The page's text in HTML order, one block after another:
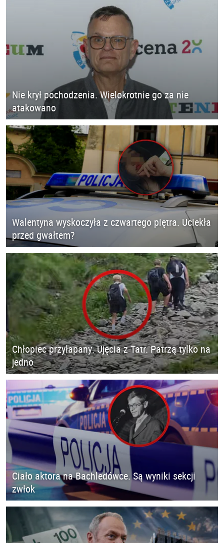
Nie krył pochodzenia. Wielokrotnie go za nie
atakowano
Walentyna wyskoczyła z czwartego piętra. Uciekła
przed gwałtem?
Chłopiec przyłapany. Ujęcia z Tatr. Patrzą tylko na
jedno
Ciało aktora na Bachledówce. Są wyniki sekcji
zwłok